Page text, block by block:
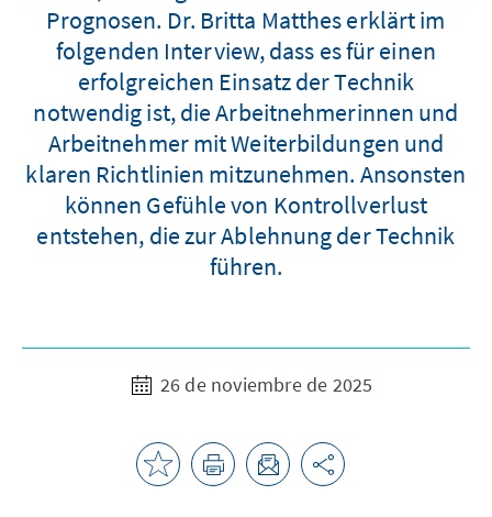
Prognosen. Dr. Britta Matthes erklärt im
folgenden Interview, dass es für einen
erfolgreichen Einsatz der Technik
notwendig ist, die Arbeitnehmerinnen und
Arbeitnehmer mit Weiterbildungen und
klaren Richtlinien mitzunehmen. Ansonsten
können Gefühle von Kontrollverlust
entstehen, die zur Ablehnung der Technik
führen.
26 de noviembre de 2025